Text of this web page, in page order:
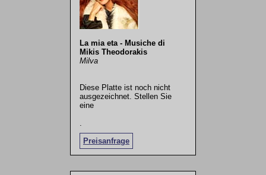
La mia eta - Musiche di
Mikis Theodorakis
Milva
Diese Platte ist noch nicht
ausgezeichnet. Stellen Sie
eine
Preisanfrage